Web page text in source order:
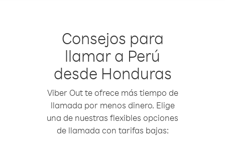
Consejos para
llamar a Perú
desde Honduras
Viber Out te ofrece más tiempo de
llamada por menos dinero. Elige
una de nuestras flexibles opciones
de llamada con tarifas bajas: